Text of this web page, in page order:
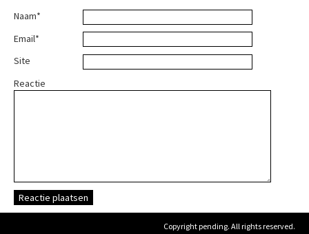
Naam*
Email*
Site
Reactie
Copyright pending. All rights reserved.